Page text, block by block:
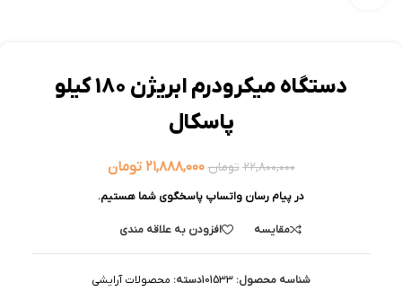
دستگاه ميكرودرم ابريژن 180 كيلو
پاسكال
۲۲,۸۰۰,۰۰۰ تومان ۲۱,۸۸۸,۰۰۰ تومان
در پیام رسان واتساپ پاسخگوی شما هستیم.
مقایسه افزودن به علاقه مندی
شناسه محصول: 101533دسته: محصولات آرایشی